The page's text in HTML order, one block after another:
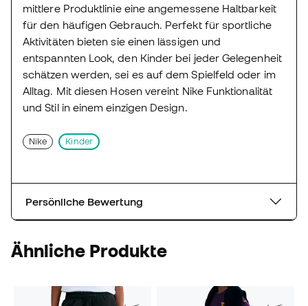
mittlere Produktlinie eine angemessene Haltbarkeit
für den häufigen Gebrauch. Perfekt für sportliche
Aktivitäten bieten sie einen lässigen und
entspannten Look, den Kinder bei jeder Gelegenheit
schätzen werden, sei es auf dem Spielfeld oder im
Alltag. Mit diesen Hosen vereint Nike Funktionalität
und Stil in einem einzigen Design.
Nike Kinder
Persönliche Bewertung
Ähnliche Produkte